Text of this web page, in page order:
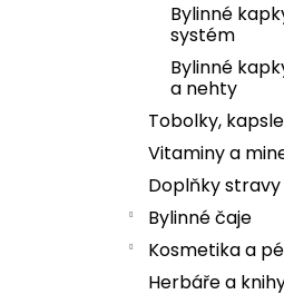
Bylinné
systém
Bylinné
a nehty
Tobolky,
Vitaminy a
Doplňky
Bylinné čaje
Kosmetika a
Herbáře a